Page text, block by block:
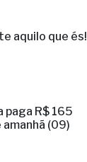
aquilo que és!
paga R$ 165
(09)